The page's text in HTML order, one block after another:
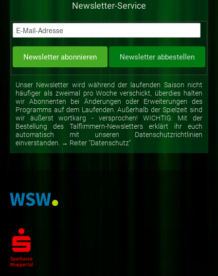
Newsletter-Service
Unser Newsletter wird während der laufenden Saison nicht
häufiger als zweimal pro Woche verschickt, überdies halten
wir Abonnenten bei Änderungen oder Erweiterungen des
Programms auf dem Laufenden. Außerhalb der Spielzeit sind
wir äußerst wortkarg - versprochen! WICHTIG: Mit der
Bestellung des Talflimmern-Newsletters erklärt ihr euch
automatisch mit unseren Datenschutzrichtlinien
einverstanden. → Reiter "Datenschutz"